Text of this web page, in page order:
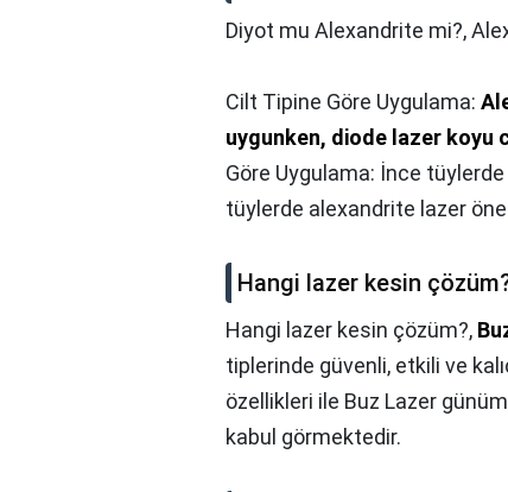
Diyot mu Alexandrite mi?,
Cilt Tipine Göre Uygulama:
uygunken, diode lazer koyu
Göre Uygulama: İnce
tüylerde alexandrite lazer öne
Hangi lazer kesin
Hangi lazer kesin çözüm?,
tiplerinde güvenli, etkili ve
özellikleri ile Buz Lazer
kabul görmektedir.